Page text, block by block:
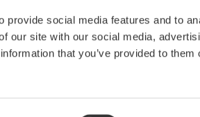
social media features and to
our site with our social media,
that you’ve provided to them